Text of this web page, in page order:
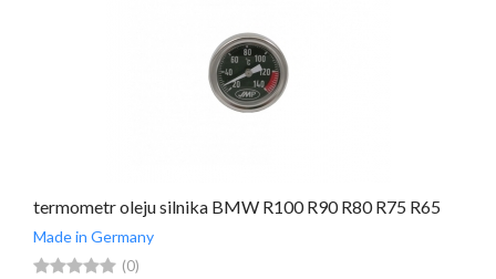
termometr oleju silnika BMW R100 R90 R80 R75 R65
Made in Germany
 (0)